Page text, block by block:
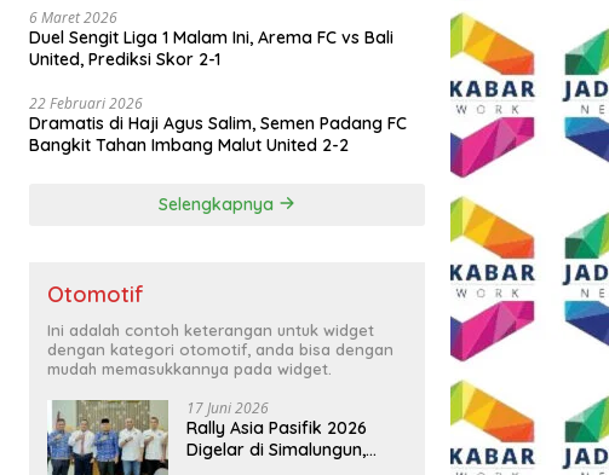
6 Maret 2026
Duel Sengit Liga 1 Malam Ini, Arema FC vs Bali
United, Prediksi Skor 2-1
22 Februari 2026
Dramatis di Haji Agus Salim, Semen Padang FC
Bangkit Tahan Imbang Malut United 2-2
Selengkapnya
Otomotif
Ini adalah contoh keterangan untuk widget
dengan kategori otomotif, anda bisa dengan
mudah memasukkannya pada widget.
17 Juni 2026
Rally Asia Pasifik 2026
Digelar di Simalungun,